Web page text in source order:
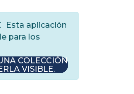
Esta aplicación
para los
COLECCIÓN
VISIBLE.